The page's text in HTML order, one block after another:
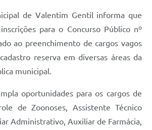
de Valentim Gentil informa que
para o Concurso Público nº
ao preenchimento de cargos vagos
reserva em diversas áreas da
municipal.
oportunidades para os cargos de
de Zoonoses, Assistente Técnico
Administrativo, Auxiliar de Farmácia,